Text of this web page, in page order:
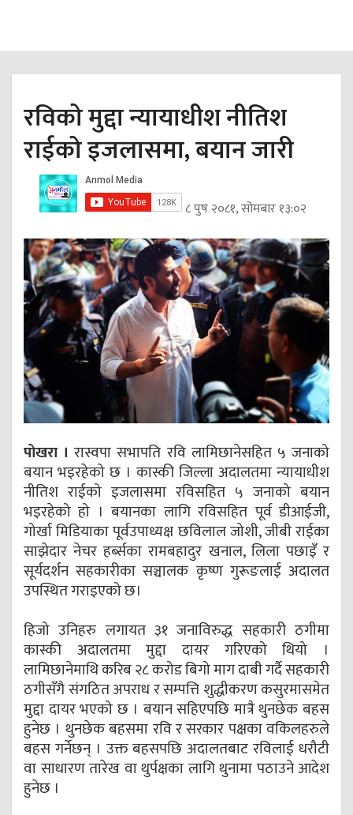
रविको मुद्दा न्यायाधीश नीतिश
राईको इजलासमा, बयान जारी
८ पुष २०८१, सोमबार १३:०२
पोखरा । रास्वपा सभापति रवि लामिछानेसहित ५ जनाको
बयान भइरहेको छ । कास्की जिल्ला अदालतमा न्यायाधीश
नीतिश राईको इजलासमा रविसहित ५ जनाको बयान
भइरहेको हो । बयानका लागि रविसहित पूर्व डीआईजी,
गोर्खा मिडियाका पूर्वउपाध्यक्ष छविलाल जोशी, जीबी राईका
साझेदार नेचर हर्ब्सका रामबहादुर खनाल, लिला पछाइँ र
सूर्यदर्शन सहकारीका सञ्चालक कृष्ण गुरूङलाई अदालत
उपस्थित गराइएको छ।
हिजो उनिहरु लगायत ३१ जनाविरुद्ध सहकारी ठगीमा
कास्की अदालतमा मुद्दा दायर गरिएको थियो ।
लामिछानेमाथि करिब २८ करोड बिगो माग दाबी गर्दै सहकारी
ठगीसँगै संगठित अपराध र सम्पत्ति शुद्धीकरण कसुरमासमेत
मुद्दा दायर भएको छ । बयान सहिएपछि मात्रै थुनछेक बहस
हुनेछ । थुनछेक बहसमा रवि र सरकार पक्षका वकिलहरुले
बहस गर्नेछन् । उक्त बहसपछि अदालतबाट रविलाई धरौटी
वा साधारण तारेख वा थुर्पक्षका लागि थुनामा पठाउने आदेश
हुनेछ ।